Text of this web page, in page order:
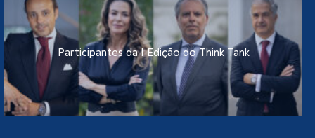
Participantes da I Edição do Think Tank